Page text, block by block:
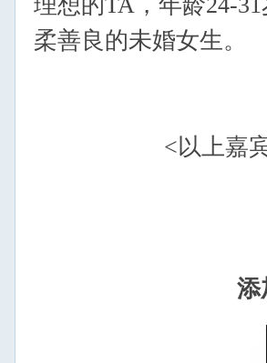
柔善良的未婚女生。
<以上嘉
添